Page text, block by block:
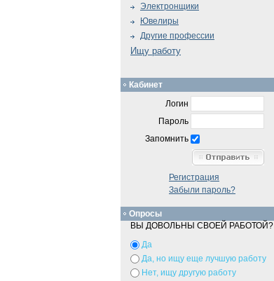
Электронщики
Ювелиры
Другие профессии
Ищу работу
Кабинет
Логин
Пароль
Запомнить
Регистрация
Забыли пароль?
Опросы
ВЫ ДОВОЛЬНЫ СВОЕЙ РАБОТОЙ?
Да
Да, но ищу еще лучшую работу
Нет, ищу другую работу